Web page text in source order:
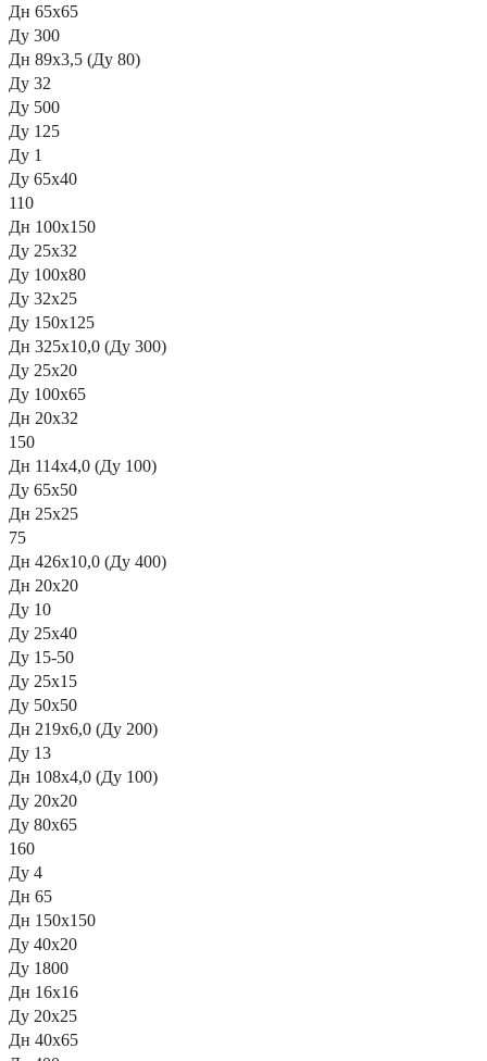
Дн 65x65
Ду 300
Дн 89х3,5 (Ду 80)
Ду 32
Ду 500
Ду 125
Ду 1
Ду 65х40
110
Дн 100х150
Ду 25х32
Ду 100х80
Ду 32х25
Ду 150х125
Дн 325х10,0 (Ду 300)
Ду 25х20
Ду 100х65
Дн 20х32
150
Дн 114х4,0 (Ду 100)
Ду 65х50
Дн 25х25
75
Дн 426х10,0 (Ду 400)
Дн 20х20
Ду 10
Ду 25х40
Ду 15-50
Ду 25х15
Ду 50х50
Дн 219х6,0 (Ду 200)
Ду 13
Дн 108х4,0 (Ду 100)
Ду 20х20
Ду 80х65
160
Ду 4
Дн 65
Дн 150х150
Ду 40х20
Ду 1800
Дн 16х16
Ду 20х25
Дн 40х65